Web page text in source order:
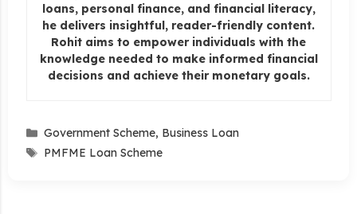
loans, personal finance, and financial literacy,
he delivers insightful, reader-friendly content.
Rohit aims to empower individuals with the
knowledge needed to make informed financial
decisions and achieve their monetary goals.
Categories
Government Scheme, Business Loan
Tags
PMFME Loan Scheme